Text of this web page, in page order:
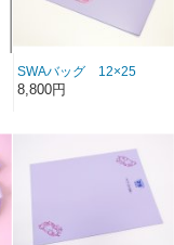
SWAバッグ 12×25
8,800円